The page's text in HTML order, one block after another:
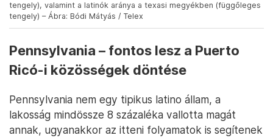
tengely), valamint a latinók aránya a texasi megyékben (függőleges
tengely) – Ábra: Bódi Mátyás / Telex
Pennsylvania – fontos lesz a Puerto
Ricó-i közösségek döntése
Pennsylvania nem egy tipikus latino állam, a
lakosság mindössze 8 százaléka vallotta magát
annak, ugyanakkor az itteni folyamatok is segítenek